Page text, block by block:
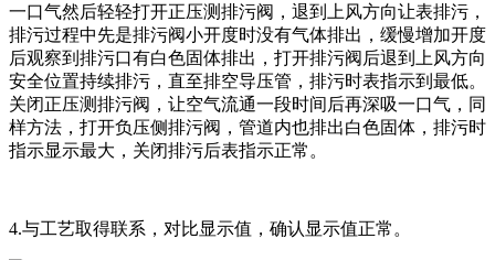
一口气然后轻轻打开正压测排污阀，退到上风方向让表排污，
排污过程中先是排污阀小开度时没有气体排出，缓慢增加开度
后观察到排污口有白色固体排出，打开排污阀后退到上风方向
安全位置持续排污，直至排空导压管，排污时表指示到最低。
关闭正压测排污阀，让空气流通一段时间后再深吸一口气，同
样方法，打开负压侧排污阀，管道内也排出白色固体，排污时
指示显示最大，关闭排污后表指示正常。
4.与工艺取得联系，对比显示值，确认显示值正常。